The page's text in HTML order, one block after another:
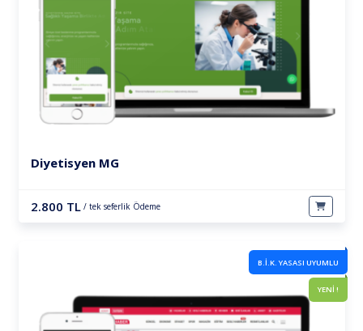
Diyetisyen MG
2.800 TL / tek seferlik Ödeme
B.İ.K. YASASI UYUMLU
YENİ !